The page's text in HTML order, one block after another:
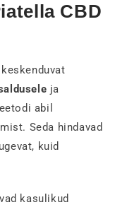
CBD
ja
abil
Seda hindavad
kuid
kasulikud